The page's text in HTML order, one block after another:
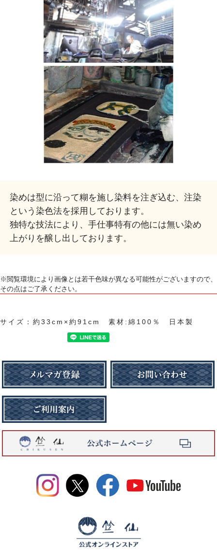
染めは型に沿って糊を施し染料を注ぎ込む、注染
という染色法を採用しております。
独特な技法により、手仕事特有の他には無い染め
上がりを醸し出しております。
※閲覧環境により画像とは若干色味が異なる可能性がございますので、
その点はご了承ください。
サイズ：約33cm×約91cm 素材:綿100％ 日本製